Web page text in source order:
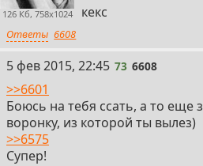
126 Кб, 758x1024
кекс
Ответы 6608
73
5 фев 2015, 22:45 73 6608
>>6601
Боюсь на тебя ссать, а то еще
воронку, из которой ты вылез)
>>6575
Супер!